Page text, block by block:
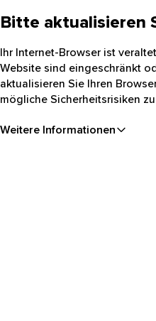
Bitte aktualisieren
Ihr Internet-Browser ist
Website sind eingeschränkt
aktualisieren Sie Ihren
mögliche Sicherheitsrisiken
Weitere Informationen